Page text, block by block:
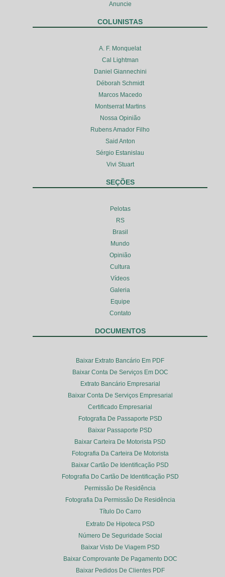
Anuncie
COLUNISTAS
A. F. Monquelat
Cal Lightman
Daniel Giannechini
Déborah Schmidt
Marcos Macedo
Montserrat Martins
Nossa Opinião
Rubens Amador Filho
Said Anton
Sérgio Estanislau
Vivi Stuart
SEÇÕES
Pelotas
RS
Brasil
Mundo
Opinião
Cultura
Vídeos
Galeria
Equipe
Contato
DOCUMENTOS
Baixar Extrato Bancário Em PDF
Baixar Conta De Serviços Em DOC
Extrato Bancário Empresarial
Baixar Conta De Serviços Empresarial
Certificado Empresarial
Fotografia De Passaporte PSD
Baixar Passaporte PSD
Baixar Carteira De Motorista PSD
Fotografia Da Carteira De Motorista
Baixar Cartão De Identificação PSD
Fotografia Do Cartão De Identificação PSD
Permissão De Residência
Fotografia Da Permissão De Residência
Título Do Carro
Extrato De Hipoteca PSD
Número De Seguridade Social
Baixar Visto De Viagem PSD
Baixar Comprovante De Pagamento DOC
Baixar Pedidos De Clientes PDF